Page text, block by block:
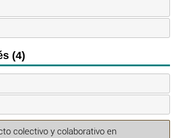
(4)
colectivo y colaborativo en